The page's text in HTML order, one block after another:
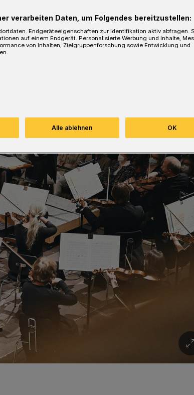
verarbeiten Daten, um Folgendes bereitzustellen:
Endgeräteeigenschaften zur Identifikation aktiv abfragen.
auf einem Endgerät. Personalisierte Werbung und Inhalte,
von Inhalten, Zielgruppenforschung sowie Entwicklung und
Alle ablehnen OK